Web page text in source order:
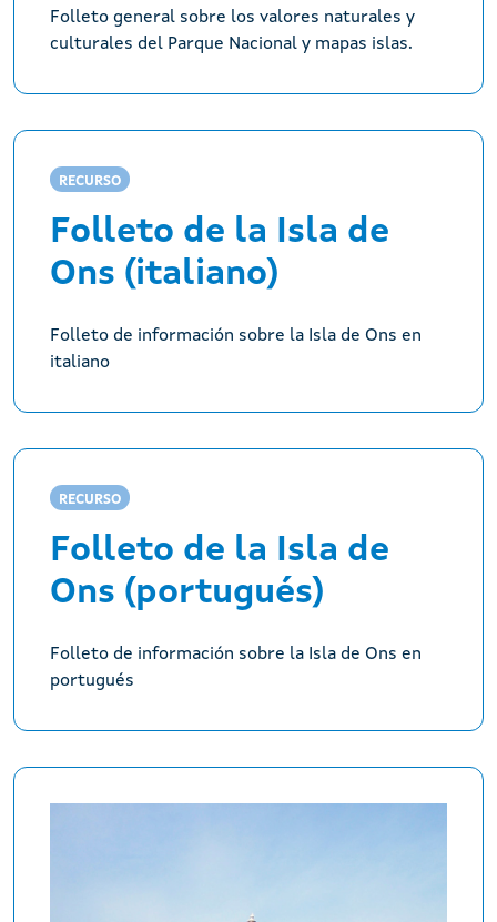
Folleto general sobre los valores naturales y
culturales del Parque Nacional y mapas islas.
RECURSO
Folleto de la Isla de
Ons (italiano)
Folleto de información sobre la Isla de Ons en
italiano
RECURSO
Folleto de la Isla de
Ons (portugués)
Folleto de información sobre la Isla de Ons en
portugués